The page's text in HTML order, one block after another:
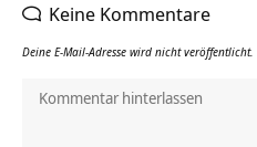
Keine Kommentare
Deine E-Mail-Adresse wird nicht veröffentlicht.